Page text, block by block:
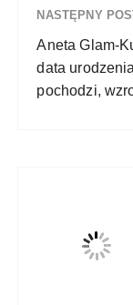
NASTĘPNY
Aneta Glam-
data
pochodzi,